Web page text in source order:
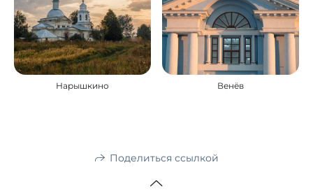
Нарышкино Венёв
Поделиться ссылкой